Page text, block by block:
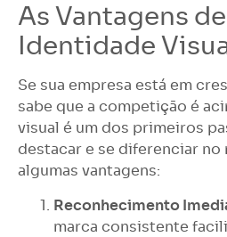
As Vantagens
Identidade
Se sua empresa está em
sabe que a competição é
visual é um dos primeiros
destacar e se diferenciar no
algumas vantagens:
Reconhecimento
marca consistente